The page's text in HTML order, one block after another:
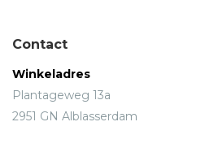
Contact
Winkeladres
Plantageweg 13a
2951 GN Alblasserdam